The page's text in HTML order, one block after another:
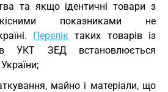
та якщо ідентичні товари з
показниками не
Перелік таких товарів із
УКТ ЗЕДвстановлюється
майно і матеріали, що